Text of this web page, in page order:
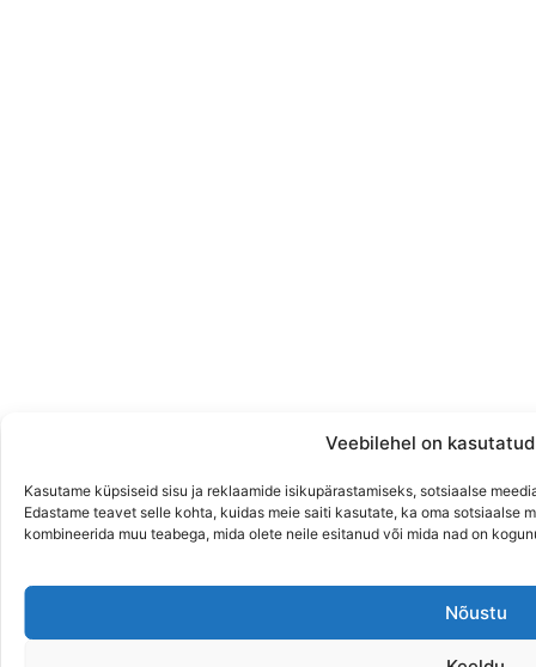
Veebilehel on
Kasutame küpsiseid sisu ja reklaamide isikupärastamiseks, sotsiaalse
Edastame teavet selle kohta, kuidas meie saiti kasutate, ka oma sotsiaalse
kombineerida muu teabega, mida olete neile esitanud või mida nad on
Nõustu